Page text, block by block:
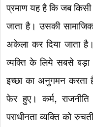
प्रमाण यह है कि जब
जाता है। उसकी
अकेला कर दिया जाता
व्यक्ति के लिये सबसे बड़ा
इच्छा का अनुगमन
फेर हुए। कर्म,
पराधीनता व्यक्ति को